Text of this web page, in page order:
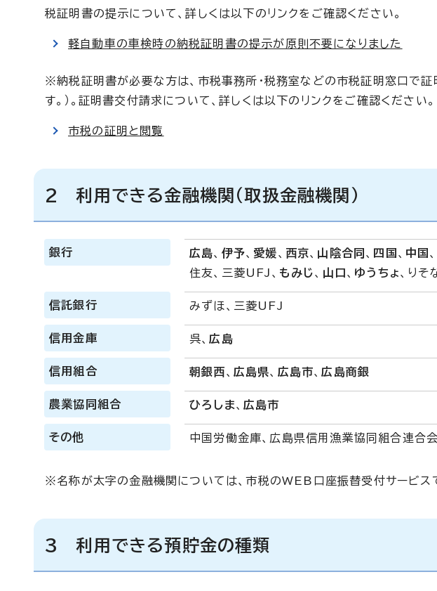
税証明書の提示について、詳しくは以下のリンクをご確認ください。
軽自動車の車検時の納税証明書の提示が原則不要になりました
※納税証明書が必要な方は、市税事務所・税務室などの市税証明窓口で証
す。）。証明書交付請求について、詳しくは以下のリンクをご確認ください。
市税の証明と閲覧
2 利用できる金融機関（取扱金融機関）
銀行 広島、 伊予、 愛媛、 西京、 山陰合同 、 四国 、 中国 、
住友、三菱UFJ、 もみじ、 山口 、 ゆうちょ、りそ
信託銀行 みずほ、三菱UFJ
信用金庫 呉、広島
信用組合 朝銀西、 広島県、 広島市、広島商銀
農業協同組合 ひろしま、広島市
その他 中国労働金庫、広島県信用漁業協同組合連合会
※名称が太字の金融機関については、市税のWEB口座振替受付サービス
3 利用できる預貯金の種類